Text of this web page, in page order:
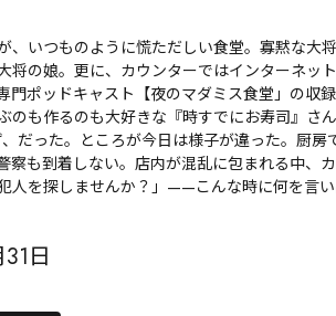
、いつものように慌ただしい食堂。寡黙な大
将の娘。更に、カウンターではインターネ
門ポッドキャスト【夜のマダミス食堂」の収
のも作るのも大好きな『時すでにお寿司』さ
った。ところが今日は様子が違った。厨房
察も到着しない。店内が混乱に包まれる中、
人を探しませんか？」——こんな時に何を言
日